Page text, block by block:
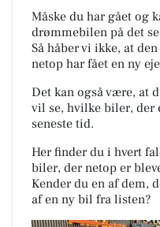
Måske du har gået og
drømmebilen på det
Så håber vi ikke, at
netop har fået en ny
Det kan også være, at
vil se, hvilke biler, der
seneste tid.
Her finder du i hvert
biler, der netop er
Kender du en af dem,
af en ny bil fra listen?